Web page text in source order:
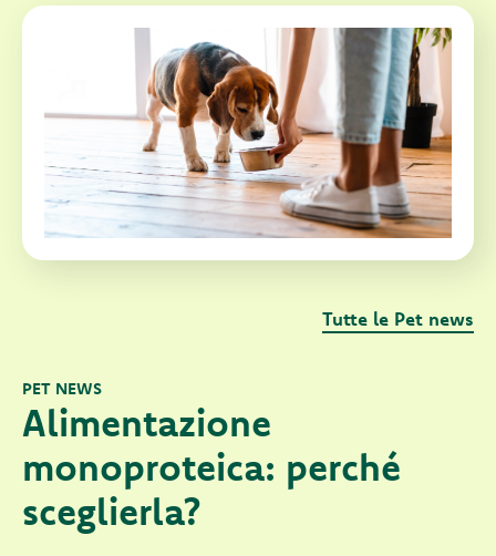
PET NEWS
Alimentazione
monoproteica: perché
sceglierla?
Tutte le Pet news